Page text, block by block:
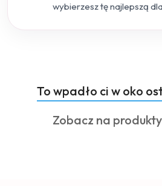
wybierzesz tę najlepszą
Pomiń karuzelę produktów
Produkty
o
statusie:
To wpadło ci w oko
Produkty
Zobacz na